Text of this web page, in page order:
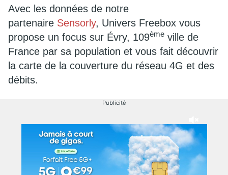
Avec les données de notre
partenaire Sensorly, Univers Freebox vous
propose un focus sur Évry, 109ème ville de
France par sa population et vous fait découvrir
la carte de la couverture du réseau 4G et des
débits.
Publicité